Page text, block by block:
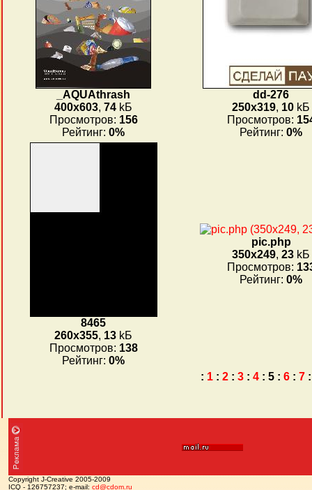
_AQUAthrash
400x603, 74 kБ
Просмотров: 156
Рейтинг: 0%
dd-276
250x319, 10 kБ
Просмотров:
Рейтинг: 0%
8465
260x355, 13 kБ
Просмотров: 138
Рейтинг: 0%
pic.php
350x249, 23 kБ
Просмотров:
Рейтинг: 0%
: 1: 2: 3: 4: 5: 6: 7:
Copyright J-Creative 2005-2009
ICQ - 126757237; e-mail: cd@cdom.ru